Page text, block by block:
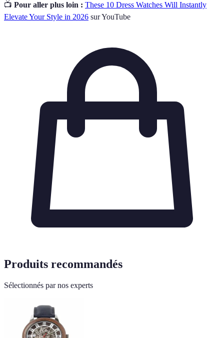
📺 Pour aller plus loin : These 10 Dress Watches Will Instantly
Elevate Your Style in 2026 sur YouTube
Produits recommandés
Sélectionnés par nos experts